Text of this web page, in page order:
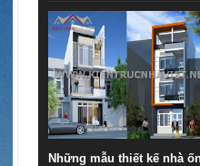
Những mẫu thiết kế nhà